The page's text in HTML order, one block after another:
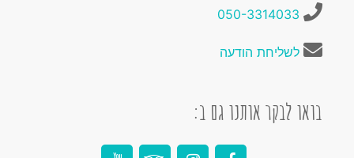
050-3314033
לשליחת הודעה
בואו לבקר אותנו גם ב: